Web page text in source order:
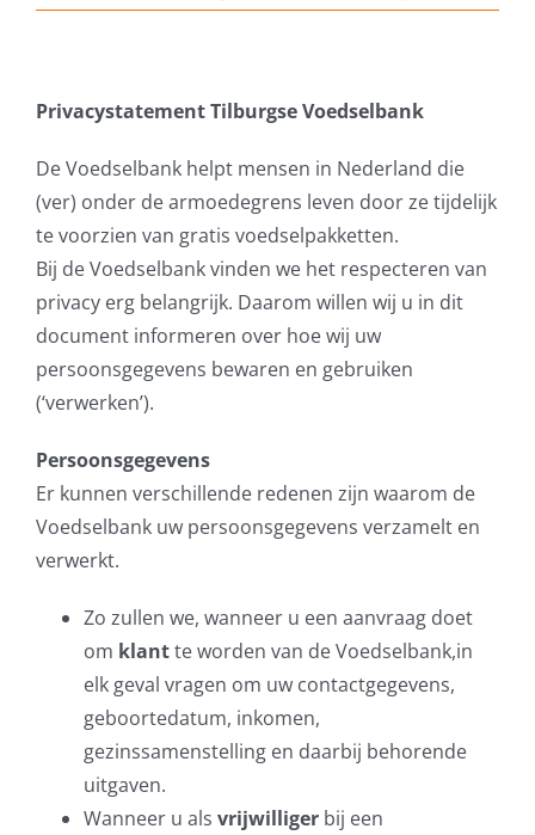
Privacystatement Tilburgse Voedselbank
De Voedselbank helpt mensen in Nederland die
(ver) onder de armoedegrens leven door ze tijdelijk
te voorzien van gratis voedselpakketten.
Bij de Voedselbank vinden we het respecteren van
privacy erg belangrijk. Daarom willen wij u in dit
document informeren over hoe wij uw
persoonsgegevens bewaren en gebruiken
(‘verwerken’).
Persoonsgegevens
Er kunnen verschillende redenen zijn waarom de
Voedselbank uw persoonsgegevens verzamelt en
verwerkt.
Zo zullen we, wanneer u een aanvraag doet
om klantte worden van de Voedselbank,in
elk geval vragen om uw contactgegevens,
geboortedatum, inkomen,
gezinssamenstelling en daarbij behorende
uitgaven.
Wanneer u als vrijwilligerbij een